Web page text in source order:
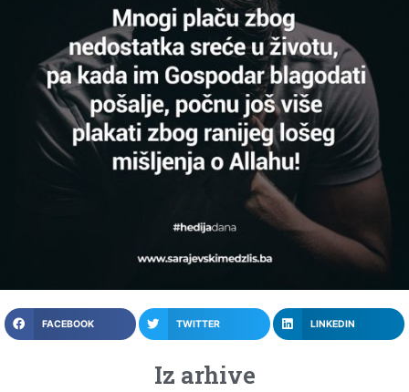
FACEBOOK TWITTER LINKEDIN
Iz arhive